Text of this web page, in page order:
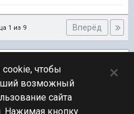
Вперёд
1 из 9
чтобы
возможный
сайта
Нажимая кнопку
×